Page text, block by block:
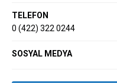
TELEFON
0 (422) 322 0244
SOSYAL MEDYA